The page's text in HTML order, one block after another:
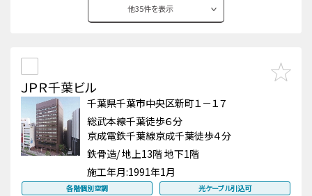
他35件を表示
ＪＰＲ千葉ビル
千葉県千葉市中央区新町１－１７
総武本線千葉徒歩６分
京成電鉄千葉線京成千葉徒歩４分
鉄骨造/ 地上13階 地下1階
施工年月:1991年1月
各階個別空調
光ケーブル引込可